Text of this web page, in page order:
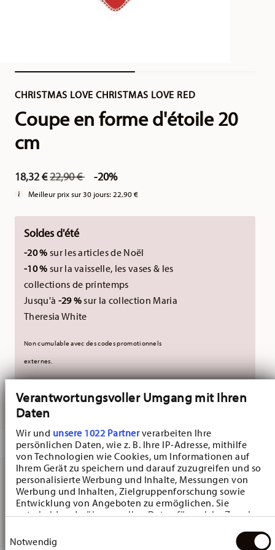
Verantwortungsvoller Umgang mit Ihren
Daten
Wir und unsere 1022 Partnerverarbeiten Ihre
persönlichen Daten, wie z. B. Ihre IP-Adresse, mithilfe
von Technologien wie Cookies, um Informationen auf
Ihrem Gerät zu speichern und darauf zuzugreifen und so
personalisierte Werbung und Inhalte, Messungen von
Werbung und Inhalten, Zielgruppenforschung sowie
Entwicklung von Angeboten zu ermöglichen. Sie
entscheiden darüber, wer Ihre Daten für welche Zwecke
Cookie-Erklärung oder durch Klicken auf das Privacy
Notwendig
CHRISTMAS LOVE CHRISTMAS LOVE RED
Coupe en forme d'étoile 20
cm
18,32 €Price reduced from
22,90 €to -20%
Meilleur prix sur 30 jours: 22,90 €
Soldes d'été
-20 % sur les articles de Noël
-10 % sur la vaisselle, les vases & les
collections de printemps
Jusqu'à -29 %sur la collection Maria
Theresia White
Non cumulable avec des codes promotionnels
externes.
LIVRÉ EN 5-7 JOURS OUVRABLES
DESCRIPTION
Hutschenreuther Christmas Love Christmas Love red Star
bowl - D'étoile - Ø 20,5 cm - h 2,9 cm, Porcelaine